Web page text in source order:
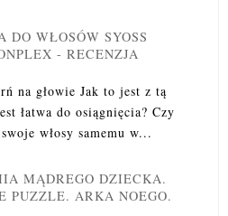
DO WŁOSÓW SYOSS
- RECENZJA
na głowie Jak to jest z tą
łatwa do osiągnięcia? Czy
włosy samemu w...
MĄDREGO DZIECKA.
PUZZLE. ARKA NOEGO.